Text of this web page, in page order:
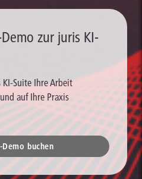
zur juris KI-
Suite Ihre Arbeit
auf Ihre Praxis
buchen